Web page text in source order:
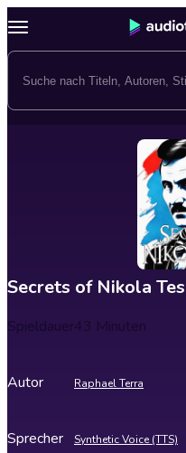
Secrets of Nikola
Spieldauer43 Minuten
Autor Raphael Terra
Sprecher Synthetic Voice (TTS)